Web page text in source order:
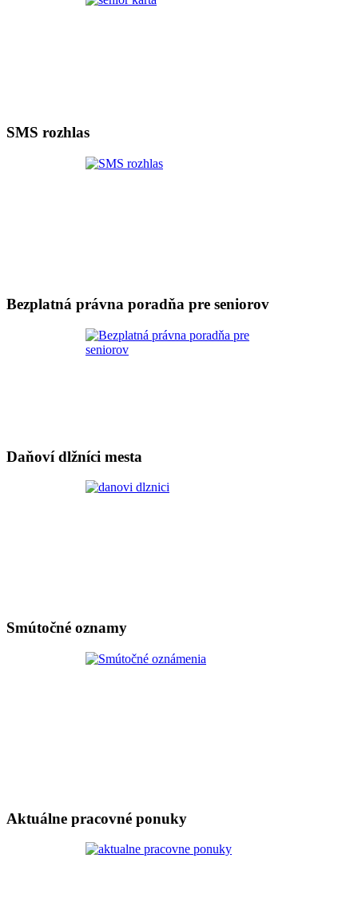
SMS rozhlas
Bezplatná právna poradňa pre seniorov
Daňoví dlžníci mesta
Smútočné oznamy
Aktuálne pracovné ponuky